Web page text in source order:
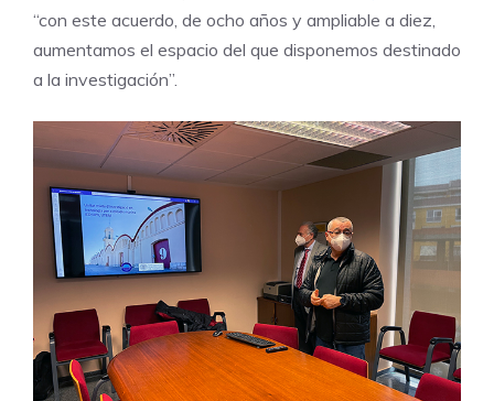
“con este acuerdo, de ocho años y ampliable a diez,
aumentamos el espacio del que disponemos destinado
a la investigación”.